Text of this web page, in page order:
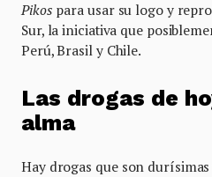
Pikos para usar su logo y
Sur, la iniciativa que
Perú, Brasil y Chile.
Las drogas de
alma
Hay drogas que son